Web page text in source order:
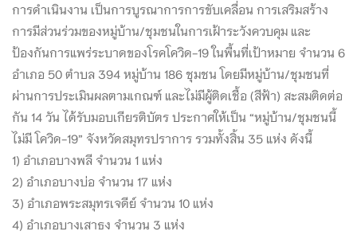
การดำเนินงาน เป็นการบูรณาการการขับเคลื่อน การเสริมสร้าง
การมีส่วนร่วมของหมู่บ้าน/ชุมชนในการเฝ้าระวังควบคุม และ
ป้องกันการแพร่ระบาดของโรคโควิด-19 ในพื้นที่เป้าหมาย จำนวน 6
อำเภอ 50 ตำบล 394 หมู่บ้าน 186 ชุมชน โดยมีหมู่บ้าน/ชุมชนที่
ผ่านการประเมินผลตามเกณฑ์ และไม่มีผู้ติดเชื้อ (สีฟ้า) สะสมติดต่อ
กัน 14 วัน ได้รับมอบเกียรติบัตร ประกาศให้เป็น “หมู่บ้าน/ชุมชนนี้
ไม่มี โควิด-19” จังหวัดสมุทรปราการ รวมทั้งสิ้น 35 แห่ง ดังนี้
1) อำเภอบางพลี จำนวน 1 แห่ง
2) อำเภอบางบ่อ จำนวน 17 แห่ง
3) อำเภอพระสมุทรเจดีย์ จำนวน 10 แห่ง
4) อำเภอบางเสาธง จำนวน 3 แห่ง